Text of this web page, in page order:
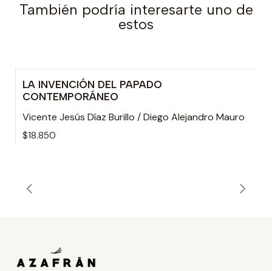
También podría interesarte uno de
estos
LA INVENCIÓN DEL PAPADO
CONTEMPORÁNEO
Vicente Jesús Díaz Burillo / Diego Alejandro Mauro
$18.850